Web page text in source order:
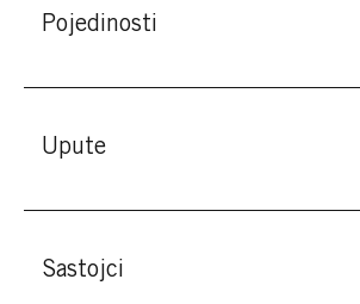
Pojedinosti
Upute
Sastojci